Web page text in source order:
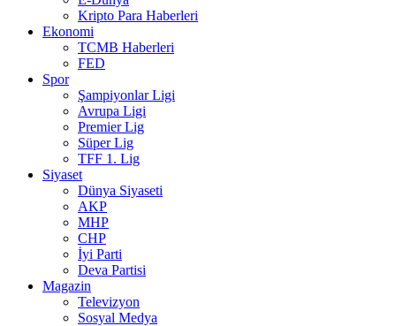
Kripto Para Haberleri
Ekonomi
TCMB Haberleri
FED
Spor
Şampiyonlar Ligi
Avrupa Ligi
Premier Lig
Süper Lig
TFF 1. Lig
Siyaset
Dünya Siyaseti
AKP
MHP
CHP
İyi Parti
Deva Partisi
Magazin
Televizyon
Sosyal Medya